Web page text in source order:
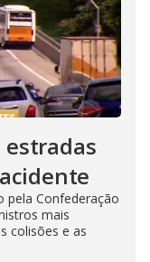
Confederação
mais
colisões e as